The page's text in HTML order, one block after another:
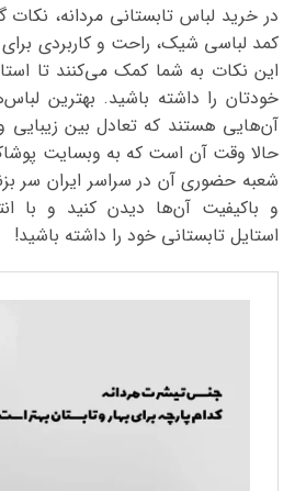
در خرید لباس تابستانی مردانه،
کمد لباسی شیک، راحت و کاربردی
این نکات به شما کمک می‌کنند تا
خودتان را داشته باشید. بهترین
آن‌هایی هستند که تعادل بین زیبایی
حالا وقت آن است که به وبسایت پوشاک
شعبه حضوری آن در سراسر ایران سر
و باکیفیت آن‌ها دیدن کنید و با
استایل تابستانی خود را داشته باشید!